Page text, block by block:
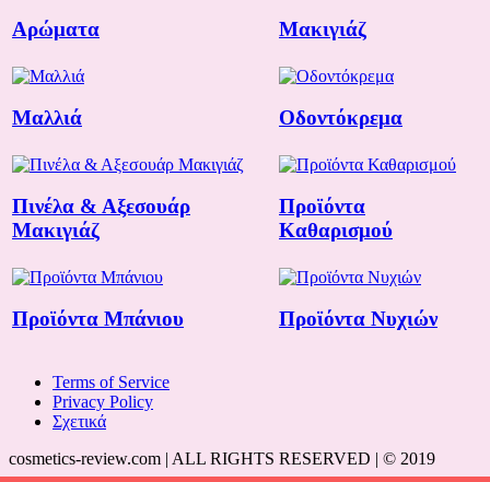
Αρώματα Μακιγιάζ
Μαλλιά Οδοντόκρεμα
Πινέλα & Αξεσουάρ
Μακιγιάζ
Προϊόντα
Καθαρισμού
Προϊόντα Μπάνιου Προϊόντα Νυχιών
Terms of Service
Privacy Policy
Σχετικά
cosmetics-review.com | ALL RIGHTS RESERVED | © 2019